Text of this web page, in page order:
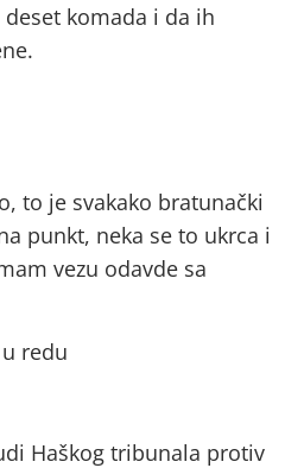
komada i da ih
to je svakako bratunački
punkt, neka se to ukrca i
vezu odavde sa
redu
Haškog tribunala protiv